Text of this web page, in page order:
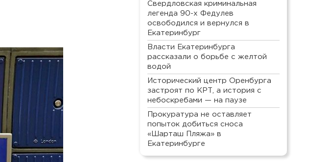
Свердловская криминальная
легенда 90-х Федулев
освободился и вернулся в
Екатеринбург
Власти Екатеринбурга
рассказали о борьбе с желтой
водой
Исторический центр Оренбурга
застроят по КРТ, а история с
небоскребами — на паузе
Прокуратура не оставляет
попыток добиться сноса
«Шарташ Пляжа» в
Екатеринбурге